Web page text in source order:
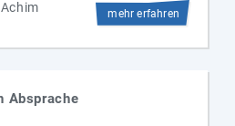
mehr erfahren
Absprache